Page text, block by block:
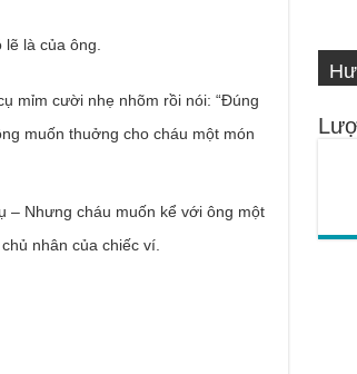
lẽ là của ông.
mỉm cười nhẹ nhõm rồi nói: “Đúng
muốn thuởng cho cháu một món
– Nhưng cháu muốn kể với ông một
nhân của chiếc ví.